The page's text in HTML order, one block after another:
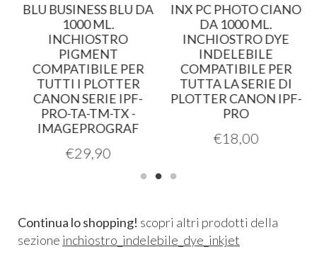
BLU BUSINESS BLU DA
1000 ML.
INCHIOSTRO
PIGMENT
COMPATIBILE PER
TUTTI I PLOTTER
CANON SERIE IPF-
PRO-TA-TM-TX -
IMAGEPROGRAF
€29,90
INX PC PHOTO CIANO
DA 1000 ML.
INCHIOSTRO DYE
INDELEBILE
COMPATIBILE PER
TUTTA LA SERIE DI
PLOTTER CANON IPF-
PRO
€18,00
Continua lo shopping! scopri altri prodotti della
sezione inchiostro_indelebile_dye_inkjet